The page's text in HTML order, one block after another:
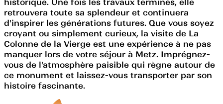
retrouvera toute sa splendeur et continuera
d'inspirer les générations futures. Que vous soyez
croyant ou simplement curieux, la visite de La
Colonne de la Vierge est une expérience à ne pas
manquer lors de votre séjour à Metz. Imprégnez-
vous de l'atmosphère paisible qui règne autour de
ce monument et laissez-vous transporter par son
histoire fascinante.